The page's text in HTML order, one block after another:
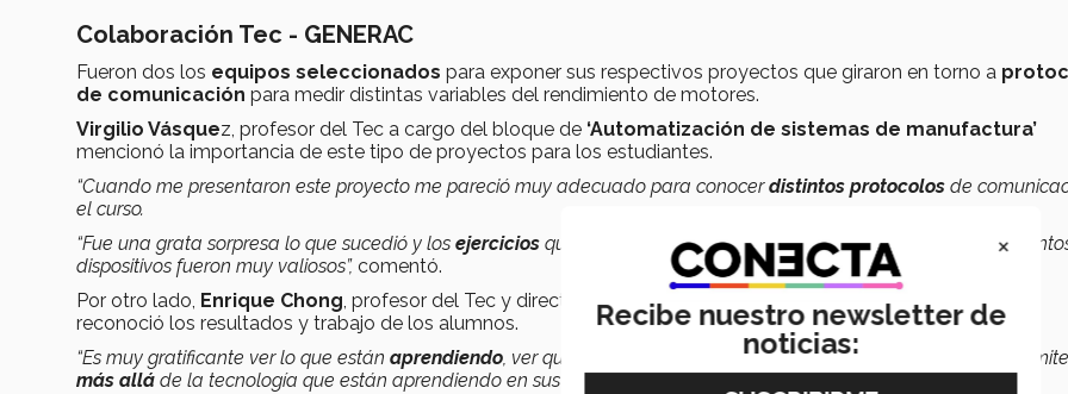
Colaboración Tec - GENERAC
Fueron dos los equipos seleccionados para exponer sus respectivos proyectos que giraron en torno a
de comunicación para medir distintas variables del rendimiento de motores.
Virgilio Vásquez, profesor del Tec a cargo del bloque de ‘Automatización de sistemas de manufactura’
mencionó la importancia de este tipo de proyectos para los estudiantes.
“Cuando me presentaron este proyecto me pareció muy adecuado para conocerdistintos protocolos de
el curso.
“Fue una grata sorpresa lo que sucedió y los ejercicios que realizaron los estudiantes deinvestigación
y con
dispositivos fueron muy valiosos”, comentó.
Por otro lado, Enrique Chong, profesor del Tec y director asociado de la
Escuela de Ingeniería y Ciencias
reconoció los resultados y trabajo de los alumnos.
“Es muy gratificante ver lo que están aprendiendo, ver que este tipo de proyectos de GENERAC con el Tec les permite
más allá de la tecnología que están aprendiendo en sus clases”,
×
Recibe nuestro newsletter de
noticias: